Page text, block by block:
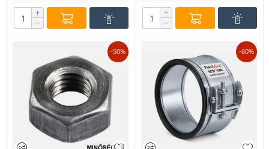
+
−
+
−
-50% -60%